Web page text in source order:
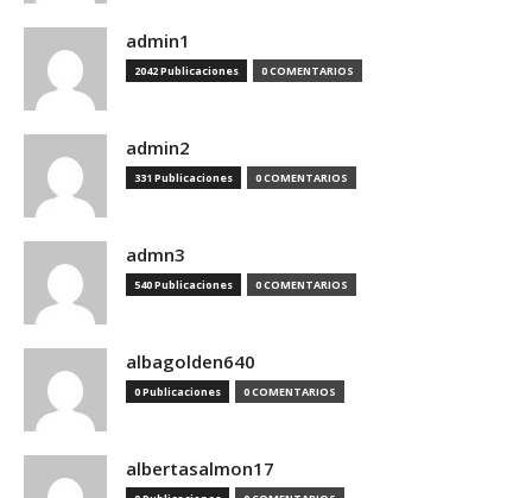
admin1
2042 Publicaciones 0 COMENTARIOS
admin2
331 Publicaciones 0 COMENTARIOS
admn3
540 Publicaciones 0 COMENTARIOS
albagolden640
0 Publicaciones 0 COMENTARIOS
albertasalmon17